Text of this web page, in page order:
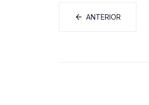
ANTERIOR